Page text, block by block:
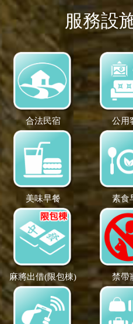
服務設
合法民宿 公用
美味早餐 素食
麻將出借(限包棟) 禁帶